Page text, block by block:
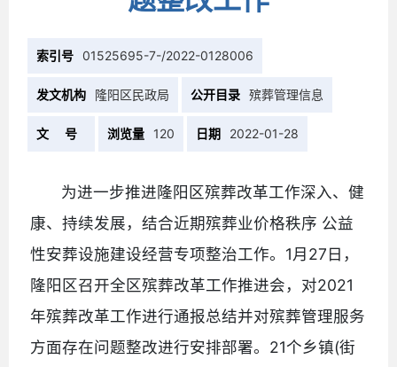
索引号 01525695-7-/2022-0128006
发文机构 隆阳区民政局 公开目录 殡葬管理信息
文 号 浏览量 120 日期 2022-01-28
为进一步推进隆阳区殡葬改革工作深入、健
康、持续发展，结合近期殡葬业价格秩序 公益
性安葬设施建设经营专项整治工作。1月27日，
隆阳区召开全区殡葬改革工作推进会，对2021
年殡葬改革工作进行通报总结并对殡葬管理服务
方面存在问题整改进行安排部署。21个乡镇(街